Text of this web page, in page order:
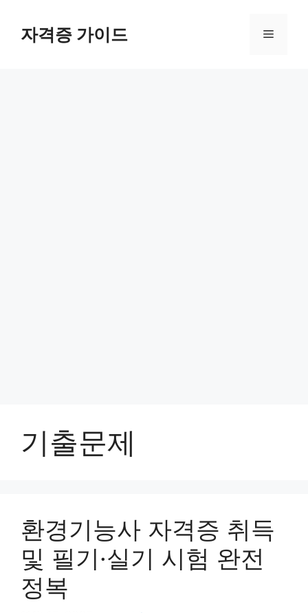
content자격증 가이드 Menu
기출문제
환경기능사 자격증 취득
및 필기·실기 시험 완전
정복